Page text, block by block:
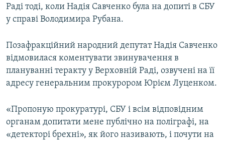
Раді тоді, коли Надія Савченко була на допиті в СБУ
у справі Володимира Рубана.
Позафракційний народний депутат Надія Савченко
відмовилася коментувати звинувачення в
плануванні теракту у Верховній Раді, озвучені на її
адресу генеральним прокурором Юрієм Луценком.
«Пропоную прокуратурі, СБУ і всім відповідним
органам допитати мене публічно на поліграфі, на
«детекторі брехні», як його називають, і почути на